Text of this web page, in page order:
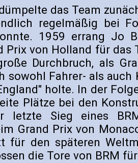
das Team
regelmäßig bei
1959 errang Jo
Prix von Holland für das
Durchbruch, als
sowohl Fahrer- als
holte. In der
Plätze bei den
letzte Sieg eines
Grand Prix von
für den späteren
die Tore von BRM